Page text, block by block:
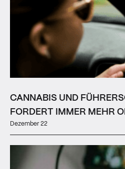
CANNABIS UND
FORDERT IMMER MEHR
Dezember 22